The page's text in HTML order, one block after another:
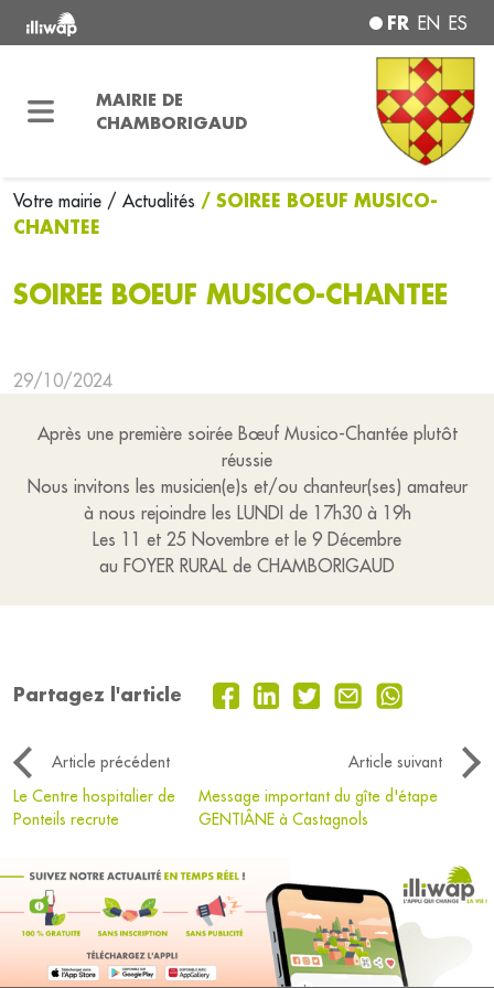
FR EN ES
MAIRIE DE
CHAMBORIGAUD
Votre mairie / Actualités / SOIREE BOEUF MUSICO-
CHANTEE
SOIREE BOEUF MUSICO-CHANTEE
29/10/2024
Après une première soirée Bœuf Musico-Chantée plutôt
réussie
Nous invitons les musicien(e)s et/ou chanteur(ses) amateur
à nous rejoindre les LUNDI de 17h30 à 19h
Les 11 et 25 Novembre et le 9 Décembre
au FOYER RURAL de CHAMBORIGAUD
Partagez l'article
Article précédent
Article suivant
Le Centre hospitalier de
Ponteils recrute
Message important du gîte d'étape
GENTIÂNE à Castagnols